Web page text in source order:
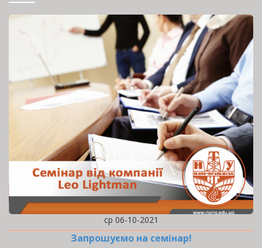
ср 06-10-2021
Запрошуємо на семінар!